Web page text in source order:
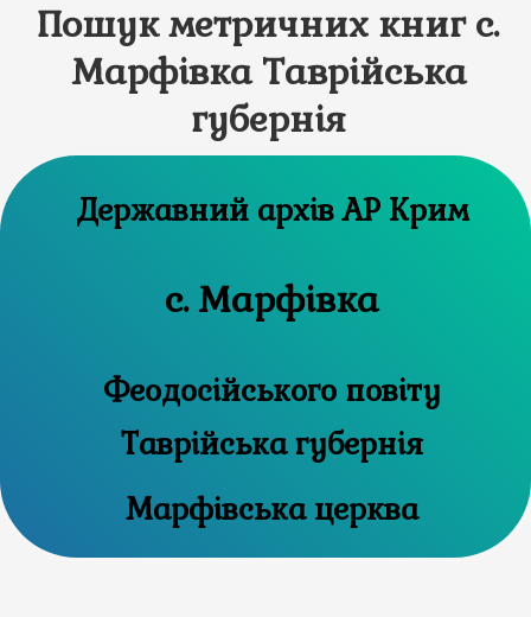
Пошук метричних книг с.
Марфівка Таврійська
губернія
Державний архів АР Крим
с. Марфівка
Феодосійського повіту
Таврійська губернія
Марфівська церква